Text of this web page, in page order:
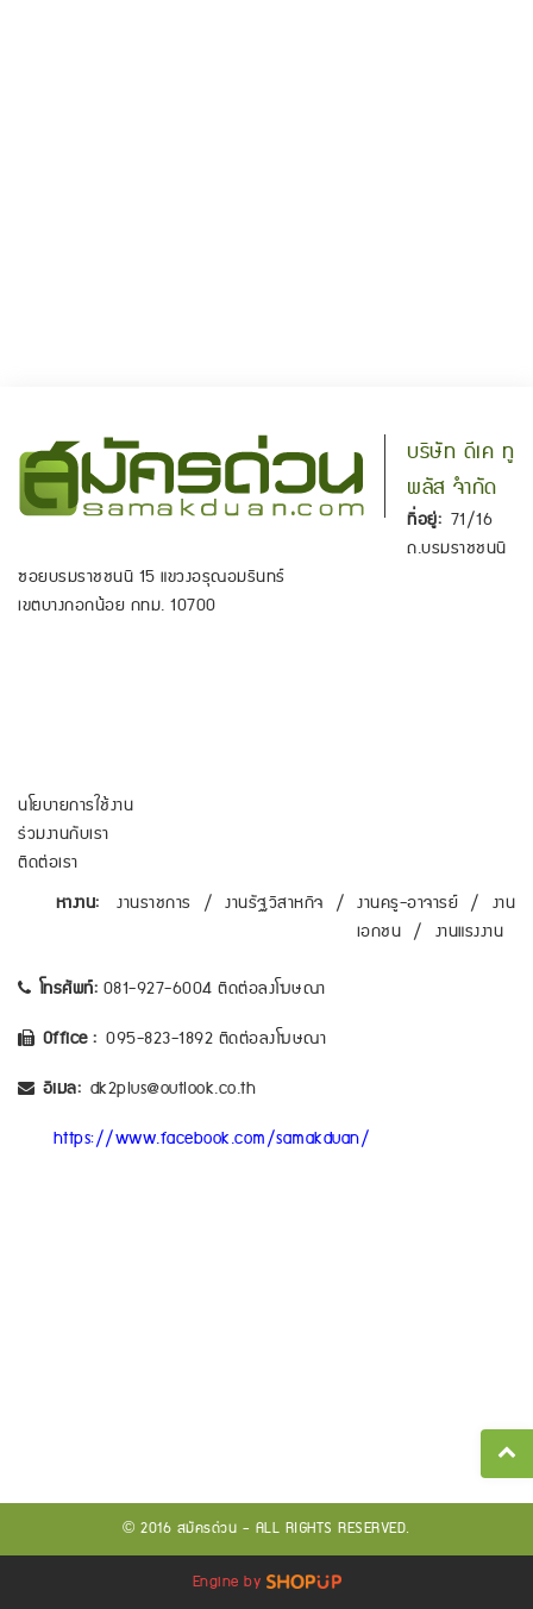
บริษัท ดีเค ทู
พลัส จำกัด
ที่อยู่: 71/16
ถ.บรมราชชนนี
ซอยบรมราชชนนี 15 แขวงอรุณอมรินทร์
เขตบางกอกน้อย กทม. 10700
นโยบายการใช้งาน
ร่วมงานกับเรา
ติดต่อเรา
หางาน:
งานราชการ / งานรัฐวิสาหกิจ / งานครู-อาจารย์ / งาน
เอกชน / งานแรงงาน
โทรศัพท์: 081-927-6004 ติดต่อลงโฆษณา
Office : 095-823-1892 ติดต่อลงโฆษณา
อีเมล: dk2plus@outlook.co.th
https://www.facebook.com/samakduan/
© 2016 สมัครด่วน - ALL RIGHTS RESERVED.
Engine by